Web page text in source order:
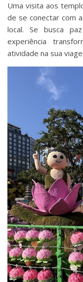
Uma visita aos
de se conectar com
local. Se busca
experiência
atividade na sua